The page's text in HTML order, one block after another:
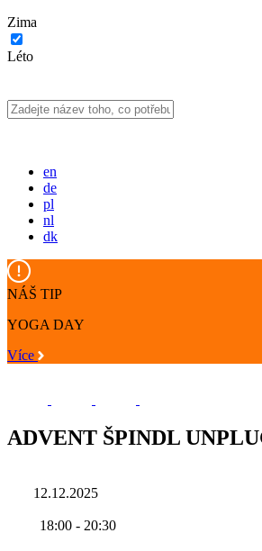
Zima
Léto
en
de
pl
nl
dk
NÁŠ TIP
YOGA DAY
Více
ADVENT ŠPINDL
12.12.2025
18:00 - 20:30